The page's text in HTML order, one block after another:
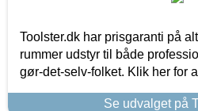
Toolster.dk har prisgaranti på
rummer udstyr til både
gør-det-selv-folket. Klik her for
Se udvalget på